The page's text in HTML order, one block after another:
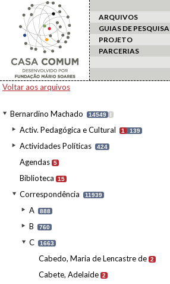
ARQUIVOS
GUIAS DE PESQUISA
PROJETO
PARCERIAS
Voltar aos arquivos
Bernardino Machado 14549 I
Activ. Pedagógica e Cultural 1 139
Actividades Políticas 424
Agendas 5
Biblioteca 15
Correspondência 11939
A 888
B 760
C 1663
Cabedo, Maria de Lencastre de 2
Cabete, Adelaide 2